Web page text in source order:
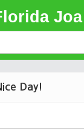
Joa
Day!